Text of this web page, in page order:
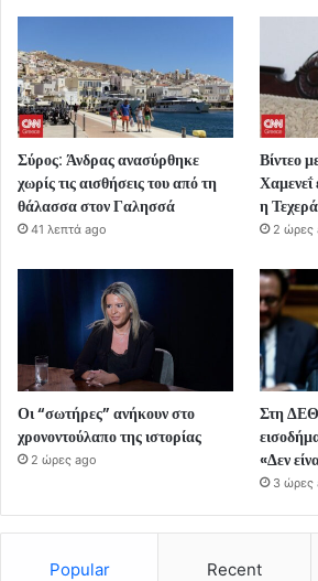
Σύρος: Άνδρας ανασύρθηκε
χωρίς τις αισθήσεις του από τη
θάλασσα στον Γαλησσά
41 λεπτά ago
Βίντεο
η
2 ώρες
Οι “σωτήρες” ανήκουν στο
χρονοντούλαπο της ιστορίας
2 ώρες ago
Στη ΔΕΘ
«Δεν
3 ώρες
Popular Recent